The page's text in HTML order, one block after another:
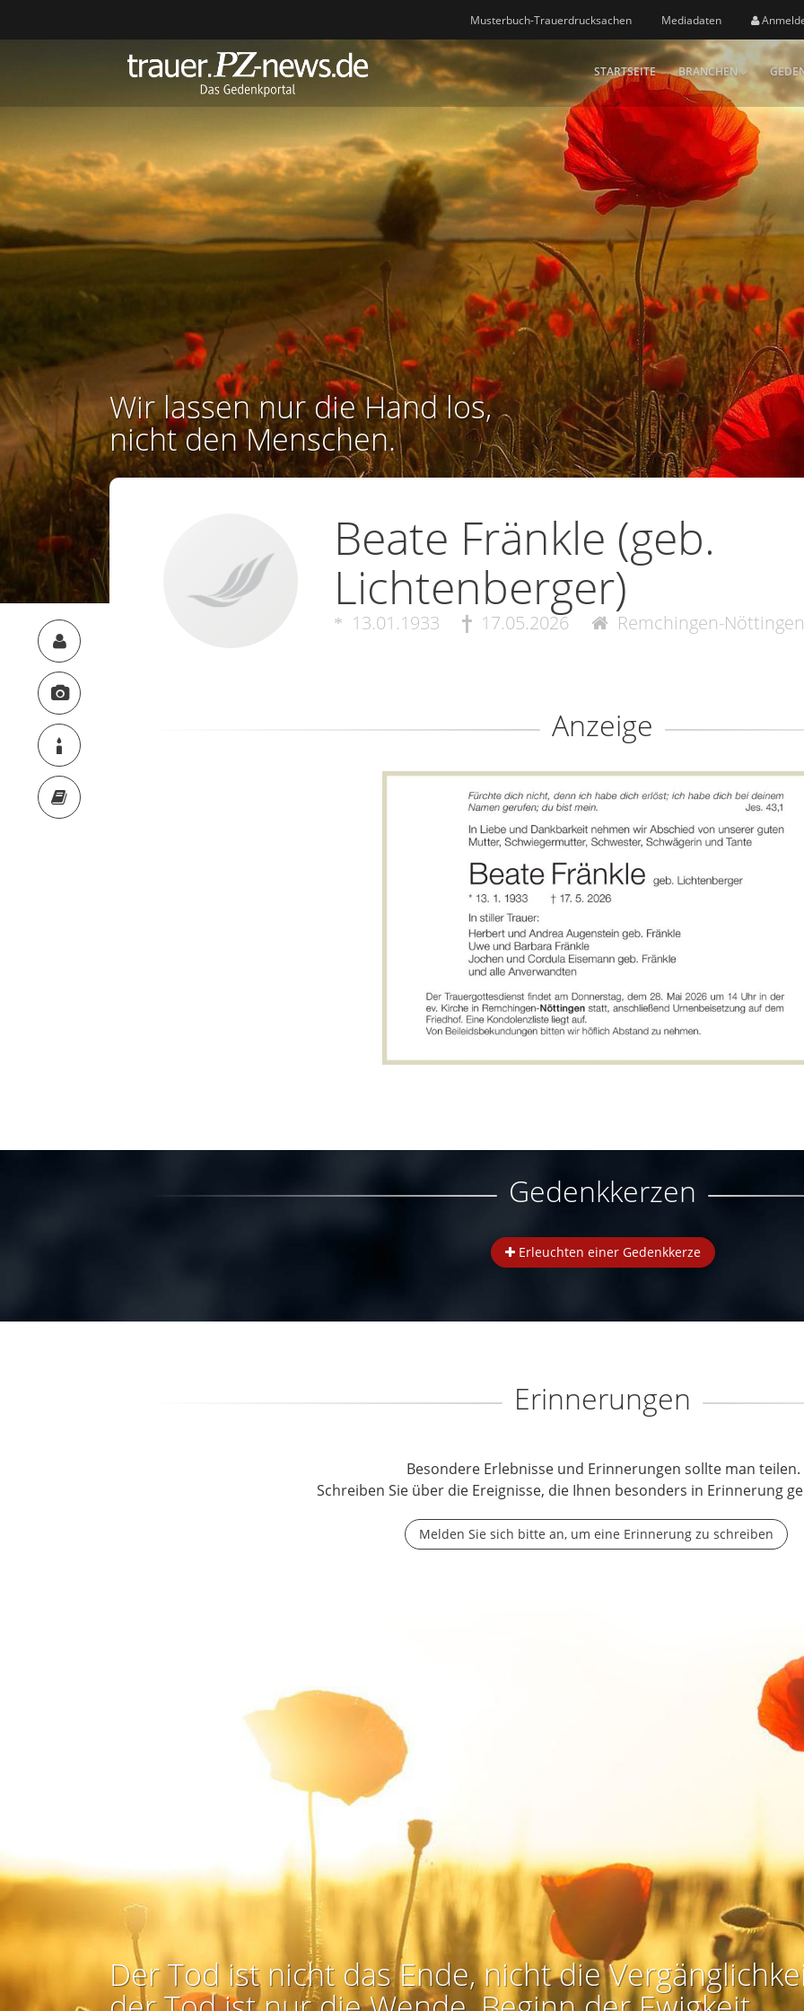
Musterbuch-Trauerdrucksachen Mediadaten
STARTSEITE BRANCHEN
Wir lassen nur die Hand los,
nicht den Menschen.
Beate Fränkle (geb.
Lichtenberger)
13.01.1933 17.05.2026 Remchingen-Nöttingen
Anzeige
Gedenkkerzen
Erleuchten einer Gedenkkerze
Erinnerungen
Besondere Erlebnisse und Erinnerungen sollte man teilen.
Schreiben Sie über die Ereignisse, die Ihnen besonders in Erinnerung
Melden Sie sich bitte an, um eine Erinnerung zu schreiben
Der Tod ist nicht das Ende, nicht die